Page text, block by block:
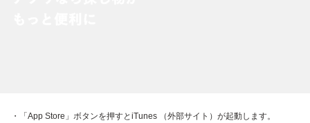
・「App Store」ボタンを押すとiTunes （外部サイト）が起動します。